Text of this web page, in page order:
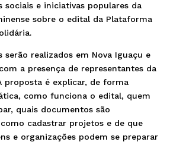
sociais e iniciativas populares da
sobre o edital da Plataforma
serão realizados em Nova Iguaçu e
a presença de representantes da
proposta é explicar, de forma
como funciona o edital, quem
quais documentos são
como cadastrar projetos e de que
e organizações podem se preparar